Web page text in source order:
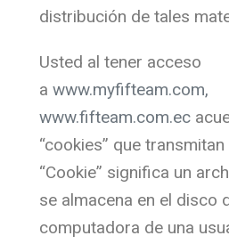
distribución de tales
Usted al tener acceso
a www.myfifteam.com,
www.fifteam.com.ec
“cookies” que
“Cookie” significa un
se almacena en el disco
computadora de una